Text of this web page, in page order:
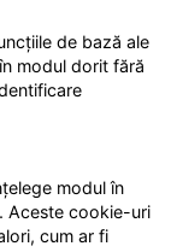
de bază ale
modul dorit fără
modul în
Aceste cookie-uri
cum ar fi